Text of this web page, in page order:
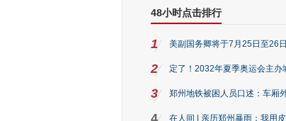
48小时点击排行
1 美副国务卿将于7月25日至26
2 定了！2032年夏季奥运会主办
3 郑州地铁被困人员口述：车厢
4 在人间 | 亲历郑州暴雨：我用